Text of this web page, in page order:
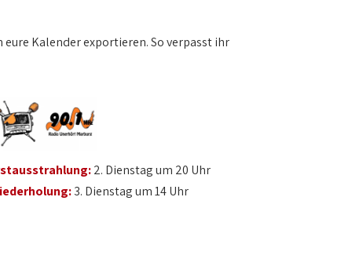
Kalender exportieren. So verpasst ihr
2. Dienstag um 20 Uhr
3. Dienstag um 14 Uhr